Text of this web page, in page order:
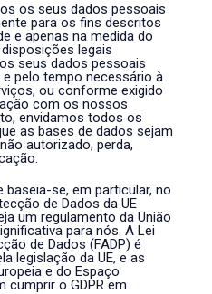
os seus dados pessoais
para os fins descritos
e apenas na medida do
legais
seus dados pessoais
pelo tempo necessário à
ou conforme exigido
com os nossos
envidamos todos os
as bases de dados sejam
autorizado, perda,
baseia-se, em particular, no
de Dados da UE
um regulamento da União
para nós. A Lei
de Dados (FADP) é
legislação da UE, e as
e do Espaço
cumprir o GDPR em